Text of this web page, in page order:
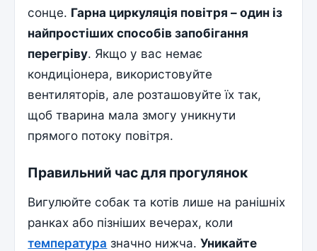
сонце. Гарна циркуляція повітря – один із
найпростіших способів запобігання
перегріву. Якщо у вас немає
кондиціонера, використовуйте
вентиляторів, але розташовуйте їх так,
щоб тварина мала змогу уникнути
прямого потоку повітря.
Правильний час для прогулянок
Вигулюйте собак та котів лише на ранішніх
ранках або пізніших вечерах, коли
температура значно нижча.Уникайте